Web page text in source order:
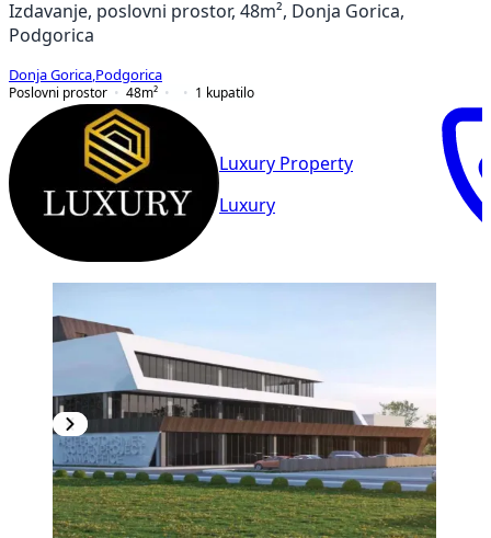
Izdavanje, poslovni prostor, 48m², Donja Gorica,
Podgorica
Donja Gorica Podgorica
Poslovni prostor
48m² 1 kupatilo
Luxury Property
Luxury